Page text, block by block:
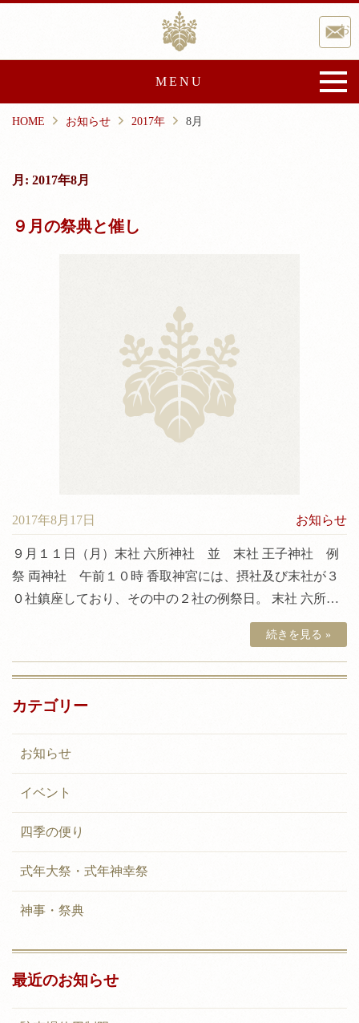
お
MENU
香取神宮について
神前結婚式
神前結婚式について
境内案内
HOME お知らせ 2017年 8月
月: 2017年8月
９月の祭典と催し
2017年8月17日 お知らせ
９月１１日（月）末社 六所神社 並 末社 王子神社 例
祭 両神社 午前１０時 香取神宮には、摂社及び末社が３
０社鎮座しており、その中の２社の例祭日。 末社 六所…
続きを見る »
カテゴリー
お知らせ
イベント
四季の便り
式年大祭・式年神幸祭
神事・祭典
最近のお知らせ